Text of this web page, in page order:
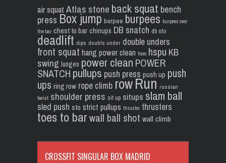
air squat Atlas stone back squat bench
press Box jump burpee burpees burpees over
the bar chest to bar chinups DB snatch db sto
deadlift dips double under double unders
front squat hang power clean hero hspu KB
swing lunges power clean POWER
SNATCH pullups push press push up push
ups ring row rope climb rowRun russian
twist shoulder press sit up situps slam ball
sled push sto strict pullups thruster thrusters
toes to barwall ball shot wall climb
CROSSFIT SINGULAR BOX MADRID